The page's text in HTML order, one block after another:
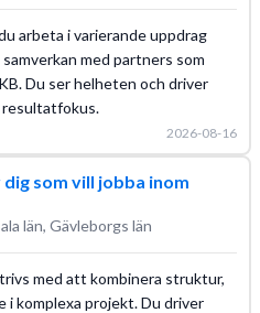
arbeta i varierande uppdrag
med partners som
Du ser helheten och driver
2026-08-16
som vill jobba inom
län, Gävleborgs län
med att kombinera struktur,
i komplexa projekt. Du driver